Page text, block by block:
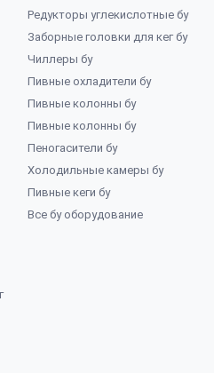
Редукторы углекислотные бу
Заборные головки для кег бу
Чиллеры бу
Пивные охладители бу
Пивные колонны бу
Пивные колонны бу
Пеногасители бу
Холодильные камеры бу
Пивные кеги бу
Все бу оборудование